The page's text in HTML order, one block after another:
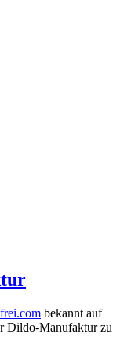
bekannt auf
Dildo-Manufaktur zu